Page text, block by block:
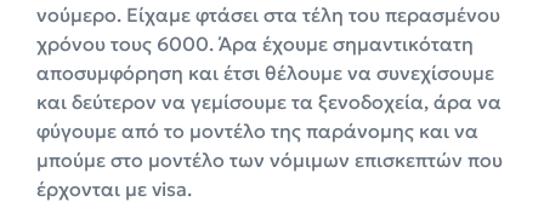
νούμερο. Είχαμε φτάσει στα τέλη του περασμένου
χρόνου τους 6000. Άρα έχουμε σημαντικότατη
αποσυμφόρηση και έτσι θέλουμε να συνεχίσουμε
και δεύτερον να γεμίσουμε τα ξενοδοχεία, άρα να
φύγουμε από το μοντέλο της παράνομης και να
μπούμε στο μοντέλο των νόμιμων επισκεπτών που
έρχονται με visa.